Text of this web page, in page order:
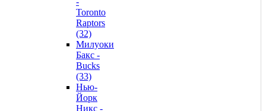
Toronto
Raptors
(32)
Милуоки
Бакс -
Bucks
(33)
Нью-
Йорк
Никс -